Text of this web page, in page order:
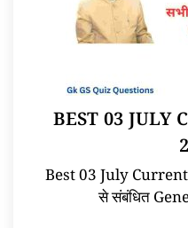
BEST 03 JULY
Best 03 July Current
से संबंधित